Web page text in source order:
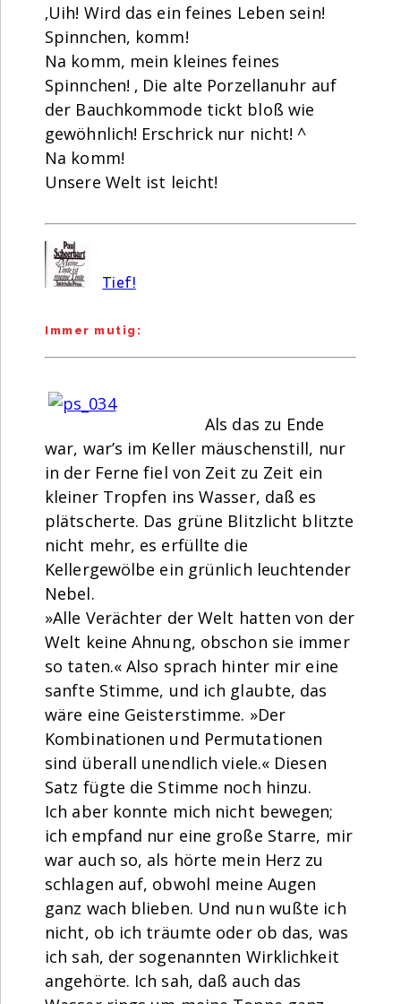
‚Uih! Wird das ein feines Leben sein!
Spinnchen, komm!
Na komm, mein kleines feines
Spinnchen! ‚ Die alte Porzellanuhr auf
der Bauchkommode tickt bloß wie
gewöhnlich! Erschrick nur nicht! ^
Na komm!
Unsere Welt ist leicht!
Tief!
Immer mutig:
Als das zu Ende
war, war’s im Keller mäuschenstill, nur
in der Ferne fiel von Zeit zu Zeit ein
kleiner Tropfen ins Wasser, daß es
plätscherte. Das grüne Blitzlicht blitzte
nicht mehr, es erfüllte die
Kellergewölbe ein grünlich leuchtender
Nebel.
»Alle Verächter der Welt hatten von der
Welt keine Ahnung, obschon sie immer
so taten.« Also sprach hinter mir eine
sanfte Stimme, und ich glaubte, das
wäre eine Geisterstimme. »Der
Kombinationen und Permutationen
sind überall unendlich viele.« Diesen
Satz fügte die Stimme noch hinzu.
Ich aber konnte mich nicht bewegen;
ich empfand nur eine große Starre, mir
war auch so, als hörte mein Herz zu
schlagen auf, obwohl meine Augen
ganz wach blieben. Und nun wußte ich
nicht, ob ich träumte oder ob das, was
ich sah, der sogenannten Wirklichkeit
angehörte. Ich sah, daß auch das